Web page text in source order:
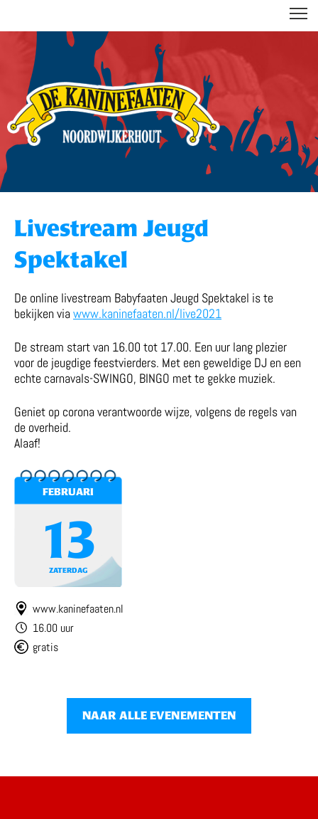
Livestream Jeugd
Spektakel
De online livestream Babyfaaten Jeugd Spektakel is te
bekijken viawww.kaninefaaten.nl/live2021
De stream start van 16.00 tot 17.00. Een uur lang plezier
voor de jeugdige feestvierders. Met een geweldige DJ en een
echte carnavals-SWINGO, BINGO met te gekke muziek.
Geniet op corona verantwoorde wijze, volgens de regels van
de overheid.
Alaaf!
FEBRUARI
13
ZATERDAG
www.kaninefaaten.nl
16.00 uur
gratis
NAAR ALLE EVENEMENTEN